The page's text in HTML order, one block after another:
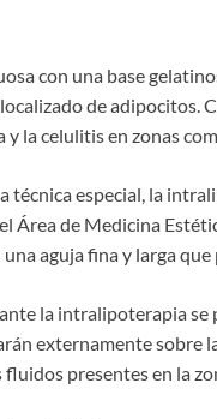
con una base
de adipocitos.
la celulitis en zonas
técnica especial, la
Área de Medicina
aguja fina y larga
la intralipoterapia se
externamente sobre
presentes en la